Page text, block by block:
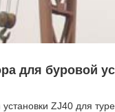
для буровой
ZJ40 для